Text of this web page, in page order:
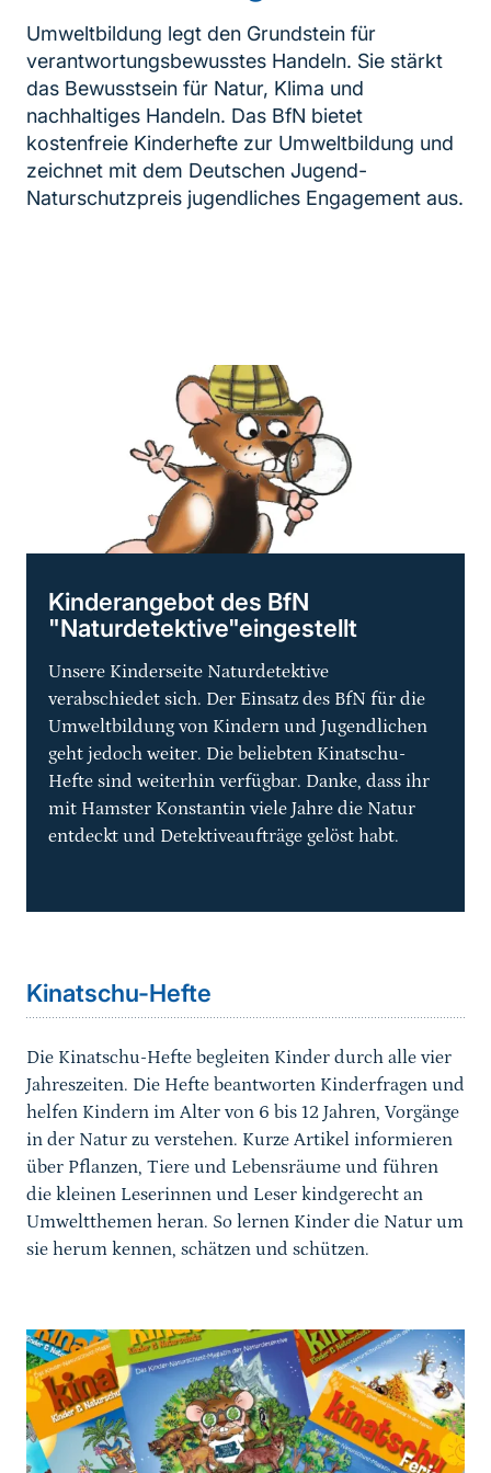
Umweltbildung legt den Grundstein für
verantwortungsbewusstes Handeln. Sie stärkt
das Bewusstsein für Natur, Klima und
nachhaltiges Handeln. Das BfN bietet
kostenfreie Kinderhefte zur Umweltbildung und
zeichnet mit dem Deutschen Jugend-
Naturschutzpreis jugendliches Engagement aus.
weiterführender
Kinderangebot des BfN
"Naturdetektive"eingestellt
Unsere Kinderseite Naturdetektive
verabschiedet sich. Der Einsatz des BfN für die
Umweltbildung von Kindern und Jugendlichen
geht jedoch weiter. Die beliebten Kinatschu-
Hefte sind weiterhin verfügbar. Danke, dass ihr
mit Hamster Konstantin viele Jahre die Natur
entdeckt und Detektiveaufträge gelöst habt.
Kinatschu-Hefte
Die Kinatschu-Hefte begleiten Kinder durch alle vier
Jahreszeiten. Die Hefte beantworten Kinderfragen und
helfen Kindern im Alter von 6 bis 12 Jahren, Vorgänge
in der Natur zu verstehen. Kurze Artikel informieren
über Pflanzen, Tiere und Lebensräume und führen
die kleinen Leserinnen und Leser kindgerecht an
Umweltthemen heran. So lernen Kinder die Natur um
sie herum kennen, schätzen und schützen.
weiterführender
Inhalt